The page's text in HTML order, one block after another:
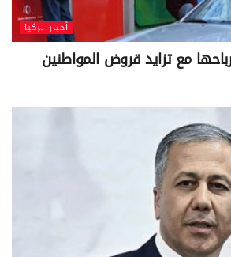
أخبار تركيا
مع تزايد قروض المواطنين